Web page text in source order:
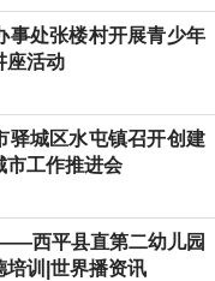
事处张楼村开展青少年
座活动
驿城区水屯镇召开创建
市工作推进会
西平县直第二幼儿园
培训|世界播资讯